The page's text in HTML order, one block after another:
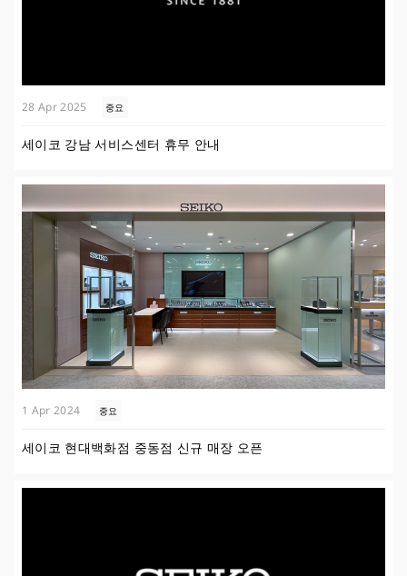
28 Apr 2025 중요
세이코 강남 서비스센터 휴무 안내
1 Apr 2024 중요
세이코 현대백화점 중동점 신규 매장 오픈